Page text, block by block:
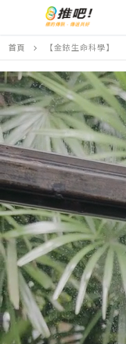
content
首頁 【金銥生命科學】